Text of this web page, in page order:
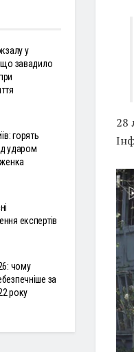
28
у
що завадило
горять
ударом
експертів
чому
за
року